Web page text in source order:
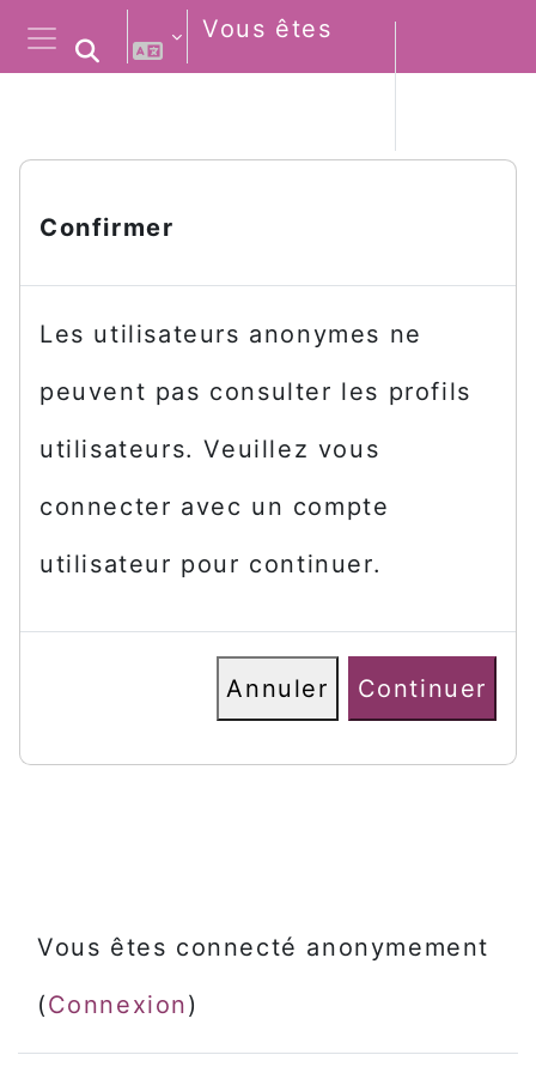
Passer au contenu principal
Activer/désactiver la saisie de
Vous êtes
Confirmer
Les utilisateurs anonymes ne
peuvent pas consulter les profils
utilisateurs. Veuillez vous
connecter avec un compte
utilisateur pour continuer.
Annuler Continuer
Vous êtes connecté anonymement
(Connexion)